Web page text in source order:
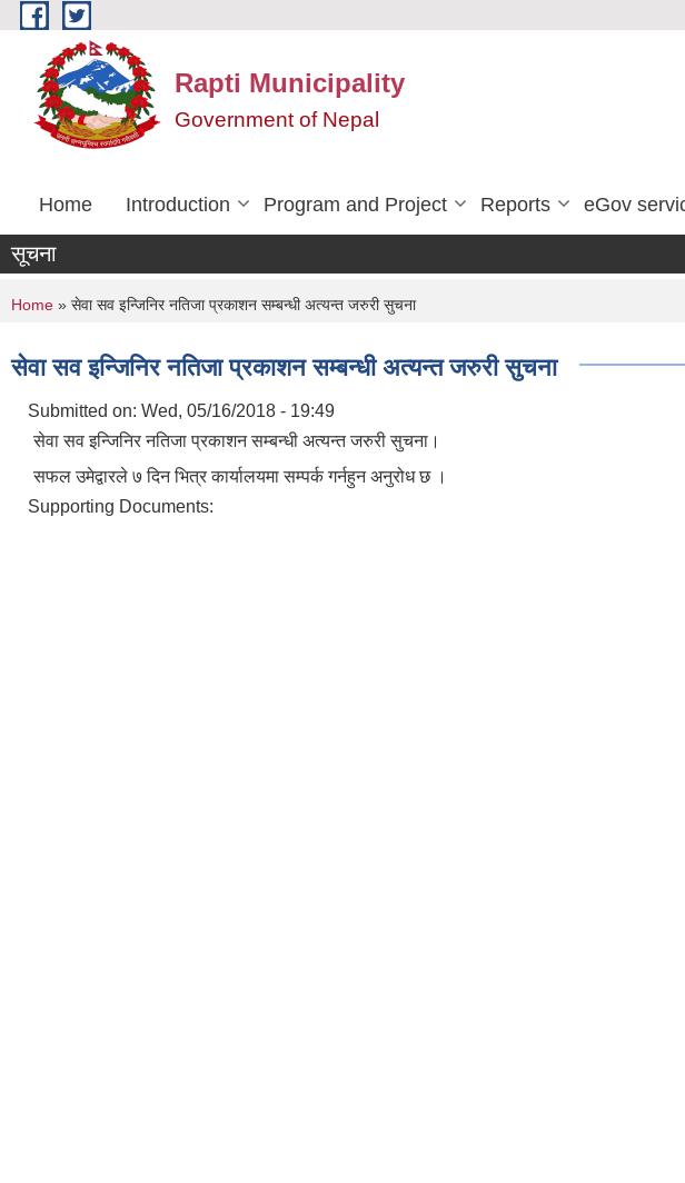
Skip to main content
Rapti Municipality
Government of Nepal
Home Introduction Program and Project Reports eGov
सूचना
You are here
Home » सेवा सव इन्जिनिर नतिजा प्रकाशन सम्बन्धी अत्यन्त जरुरी सुचना
सेवा सव इन्जिनिर नतिजा प्रकाशन सम्बन्धी अत्यन्त जरुरी सुचना
Submitted on: Wed, 05/16/2018 - 19:49
सेवा सव इन्जिनिर नतिजा प्रकाशन सम्बन्धी अत्यन्त जरुरी सुचना।
सफल उमेद्वारले ७ दिन भित्र कार्यालयमा सम्पर्क गर्नहुन अनुरोध छ ।
Supporting Documents: